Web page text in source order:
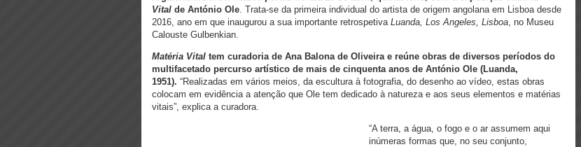
Vital de António Ole. Trata-se da primeira individual do artista de origem angolana em Lisboa desde
2016, ano em que inaugurou a sua importante retrospetiva Luanda, Los Angeles, Lisboa, no Museu
Calouste Gulbenkian.
Matéria Vital tem curadoria de Ana Balona de Oliveira e reúne obras de diversos períodos do
multifacetado percurso artístico de mais de cinquenta anos de António Ole (Luanda,
1951). “Realizadas em vários meios, da escultura à fotografia, do desenho ao vídeo, estas obras
colocam em evidência a atenção que Ole tem dedicado à natureza e aos seus elementos e matérias
vitais”, explica a curadora.
“A terra, a água, o fogo e o ar assumem aqui
inúmeras formas que, no seu conjunto,